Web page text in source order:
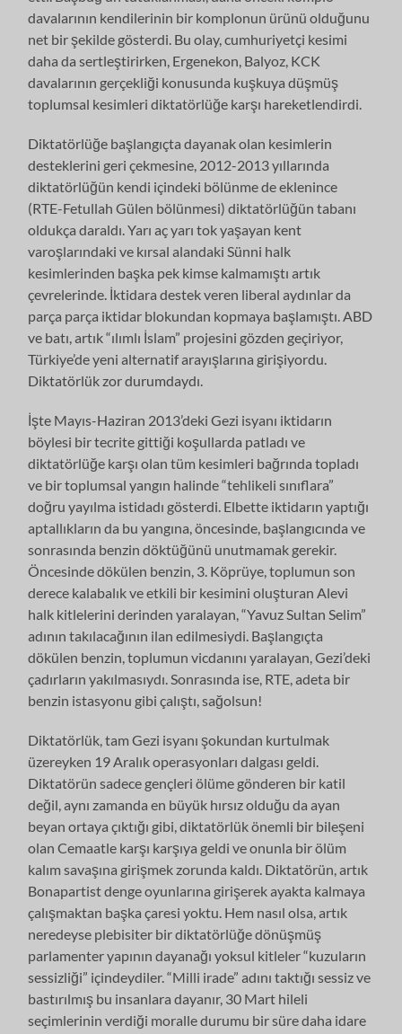
davalarının kendilerinin bir komplonun ürünü olduğunu
net bir şekilde gösterdi. Bu olay, cumhuriyetçi kesimi
daha da sertleştirirken, Ergenekon, Balyoz, KCK
davalarının gerçekliği konusunda kuşkuya düşmüş
toplumsal kesimleri diktatörlüğe karşı hareketlendirdi.
Diktatörlüğe başlangıçta dayanak olan kesimlerin
desteklerini geri çekmesine, 2012-2013 yıllarında
diktatörlüğün kendi içindeki bölünme de eklenince
(RTE-Fetullah Gülen bölünmesi) diktatörlüğün tabanı
oldukça daraldı. Yarı aç yarı tok yaşayan kent
varoşlarındaki ve kırsal alandaki Sünni halk
kesimlerinden başka pek kimse kalmamıştı artık
çevrelerinde. İktidara destek veren liberal aydınlar da
parça parça iktidar blokundan kopmaya başlamıştı. ABD
ve batı, artık “ılımlı İslam” projesini gözden geçiriyor,
Türkiye’de yeni alternatif arayışlarına girişiyordu.
Diktatörlük zor durumdaydı.
İşte Mayıs-Haziran 2013’deki Gezi isyanı iktidarın
böylesi bir tecrite gittiği koşullarda patladı ve
diktatörlüğe karşı olan tüm kesimleri bağrında topladı
ve bir toplumsal yangın halinde “tehlikeli sınıflara”
doğru yayılma istidadı gösterdi. Elbette iktidarın yaptığı
aptallıkların da bu yangına, öncesinde, başlangıcında ve
sonrasında benzin döktüğünü unutmamak gerekir.
Öncesinde dökülen benzin, 3. Köprüye, toplumun son
derece kalabalık ve etkili bir kesimini oluşturan Alevi
halk kitlelerini derinden yaralayan, “Yavuz Sultan Selim”
adının takılacağının ilan edilmesiydi. Başlangıçta
dökülen benzin, toplumun vicdanını yaralayan, Gezi’deki
çadırların yakılmasıydı. Sonrasında ise, RTE, adeta bir
benzin istasyonu gibi çalıştı, sağolsun!
Diktatörlük, tam Gezi isyanı şokundan kurtulmak
üzereyken 19 Aralık operasyonları dalgası geldi.
Diktatörün sadece gençleri ölüme gönderen bir katil
değil, aynı zamanda en büyük hırsız olduğu da ayan
beyan ortaya çıktığı gibi, diktatörlük önemli bir bileşeni
olan Cemaatle karşı karşıya geldi ve onunla bir ölüm
kalım savaşına girişmek zorunda kaldı. Diktatörün, artık
Bonapartist denge oyunlarına girişerek ayakta kalmaya
çalışmaktan başka çaresi yoktu. Hem nasıl olsa, artık
neredeyse plebisiter bir diktatörlüğe dönüşmüş
parlamenter yapının dayanağı yoksul kitleler “kuzuların
sessizliği” içindeydiler. “Milli irade” adını taktığı sessiz ve
bastırılmış bu insanlara dayanır, 30 Mart hileli
seçimlerinin verdiği moralle durumu bir süre daha idare